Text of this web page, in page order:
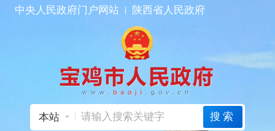
中央人民政府门户网站 陕西省人民政府
本站 搜索